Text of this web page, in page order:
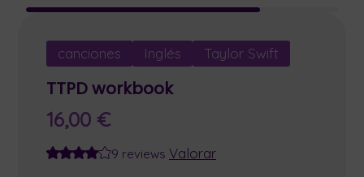
canciones Inglés Taylor Swift
TTPD workbook
16,00 €
9 reviews Valorar